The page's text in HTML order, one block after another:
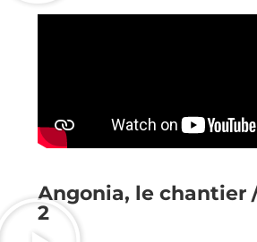
Angonia, le chantier
2